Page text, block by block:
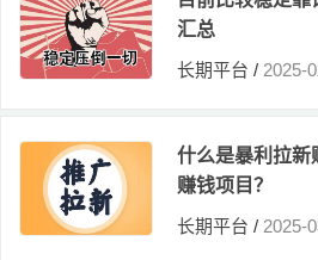
汇总
长期平台 / 2025-
什么是暴利拉新
赚钱项目？
长期平台 / 2025-